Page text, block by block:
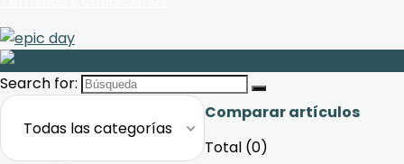
Search for:
Todas las categorías
Comparar artículos
Total (0)